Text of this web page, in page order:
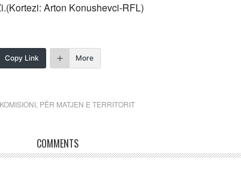
Arton Konushevci-RFL)
Copy Link More
KOMISIONI PËR MATJEN E TERRITORIT
COMMENTS